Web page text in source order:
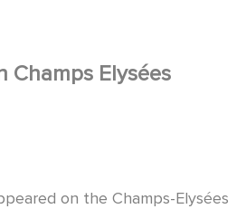
Champs Elysées
on the Champs-Elysées